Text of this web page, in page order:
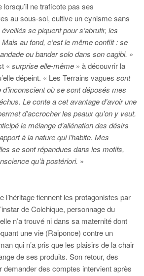
lorsqu’il ne traficote pas ses
au sous-sol, cultive un cynisme sans
se piquent pour s’abrutir, les
Mais au fond, c’est le même conflit : se
ou bander solo dans son cagibi. »
« surprise elle-même » à découvrir la
dépeint. « Les Terrains vagues sont
où se sont déposés mes
Le conte a cet avantage d’avoir une
d’accrocher les peaux qu’on y veut.
le mélange d’aliénation des désirs
à la nature qui l’habite. Mes
se sont répandues dans les motifs,
qu’à postériori. »
l’héritage tiennent les protagonistes par
de Colchique, personnage du
n’a trouvé ni dans sa maternité dont
une vie (Raiponce) contre un
qui n’a pris que les plaisirs de la chair
de ses produits. Son retour, des
demander des comptes intervient après